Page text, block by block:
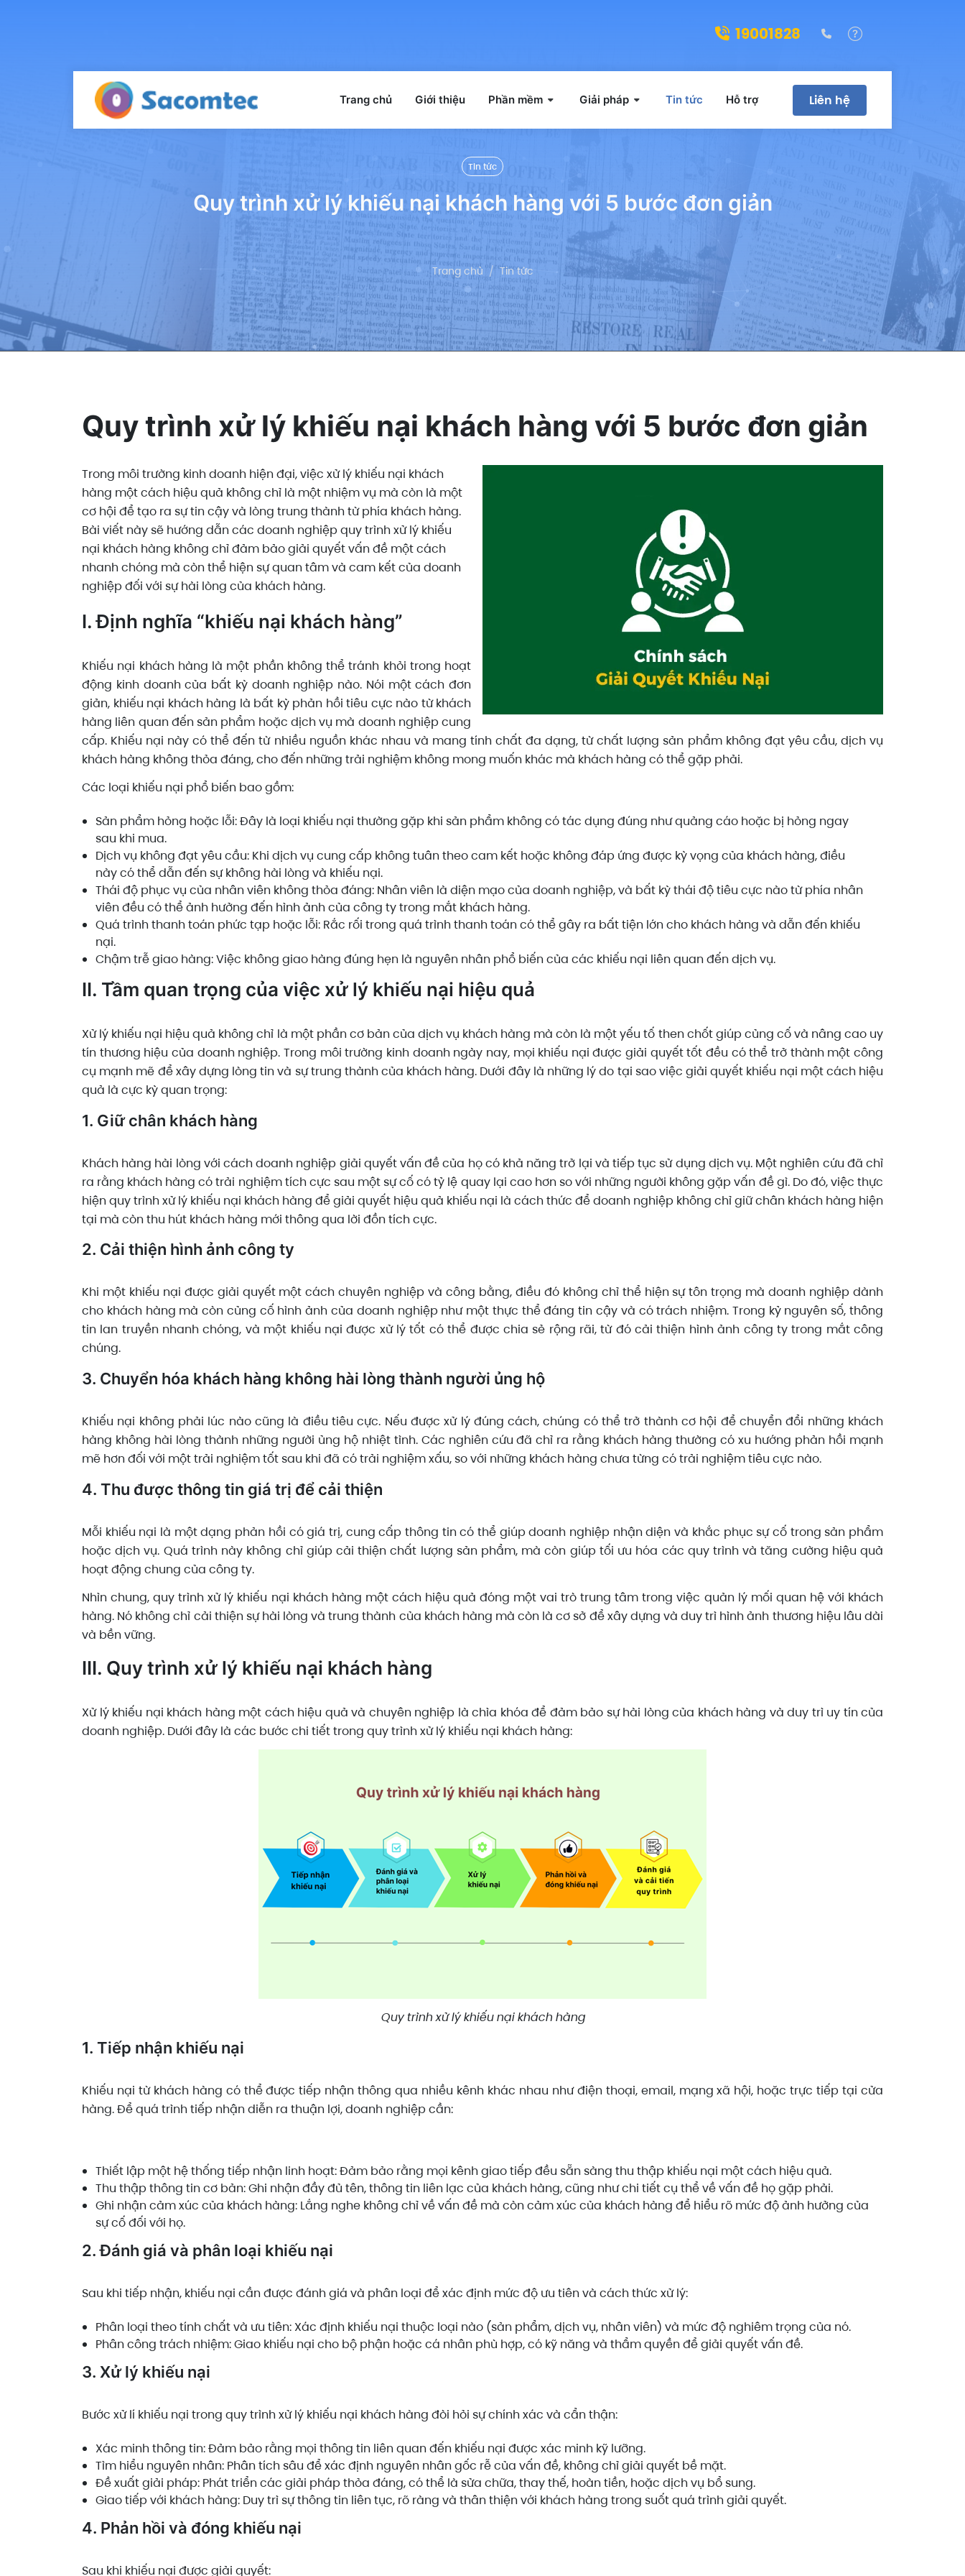
19001828 (028)39322188
Liên hệ
Trang chủ Giới thiệu Phần mềm Giải pháp Tin tức Hỗ trợ
Tin tức
Quy trình xử lý khiếu nại khách hàng với 5 bước đơn giản
Trang chủ Tin tức
Quy trình xử lý khiếu nại khách hàng với 5 bước đơn giản
Trong môi trường kinh doanh hiện đại, việc xử lý khiếu nại khách
hàng một cách hiệu quả không chỉ là một nhiệm vụ mà còn là một
cơ hội để tạo ra sự tin cậy và lòng trung thành từ phía khách hàng.
Bài viết này sẽ hướng dẫn các doanh nghiệp quy trình xử lý khiếu
nại khách hàng không chỉ đảm bảo giải quyết vấn đề một cách
nhanh chóng mà còn thể hiện sự quan tâm và cam kết của doanh
nghiệp đối với sự hài lòng của khách hàng.
I. Định nghĩa “khiếu nại khách hàng”
Khiếu nại khách hàng là một phần không thể tránh khỏi trong hoạt
động kinh doanh của bất kỳ doanh nghiệp nào. Nói một cách đơn
giản, khiếu nại khách hàng là bất kỳ phản hồi tiêu cực nào từ khách
hàng liên quan đến sản phẩm hoặc dịch vụ mà doanh nghiệp cung
cấp. Khiếu nại này có thể đến từ nhiều nguồn khác nhau và mang tính chất đa dạng, từ chất lượng sản phẩm không đạt yêu cầu, dịch vụ
khách hàng không thỏa đáng, cho đến những trải nghiệm không mong muốn khác mà khách hàng có thể gặp phải.
Các loại khiếu nại phổ biến bao gồm:
Sản phẩm hỏng hoặc lỗi: Đây là loại khiếu nại thường gặp khi sản phẩm không có tác dụng đúng như quảng cáo hoặc bị hỏng ngay
sau khi mua.
Dịch vụ không đạt yêu cầu: Khi dịch vụ cung cấp không tuân theo cam kết hoặc không đáp ứng được kỳ vọng của khách hàng, điều
này có thể dẫn đến sự không hài lòng và khiếu nại.
Thái độ phục vụ của nhân viên không thỏa đáng: Nhân viên là diện mạo của doanh nghiệp, và bất kỳ thái độ tiêu cực nào từ phía nhân
viên đều có thể ảnh hưởng đến hình ảnh của công ty trong mắt khách hàng.
Quá trình thanh toán phức tạp hoặc lỗi: Rắc rối trong quá trình thanh toán có thể gây ra bất tiện lớn cho khách hàng và dẫn đến khiếu
nại.
Chậm trễ giao hàng: Việc không giao hàng đúng hẹn là nguyên nhân phổ biến của các khiếu nại liên quan đến dịch vụ.
II. Tầm quan trọng của việc xử lý khiếu nại hiệu quả
Xử lý khiếu nại hiệu quả không chỉ là một phần cơ bản của dịch vụ khách hàng mà còn là một yếu tố then chốt giúp củng cố và nâng cao uy
tín thương hiệu của doanh nghiệp. Trong môi trường kinh doanh ngày nay, mọi khiếu nại được giải quyết tốt đều có thể trở thành một công
cụ mạnh mẽ để xây dựng lòng tin và sự trung thành của khách hàng. Dưới đây là những lý do tại sao việc giải quyết khiếu nại một cách hiệu
quả là cực kỳ quan trọng:
1. Giữ chân khách hàng
Khách hàng hài lòng với cách doanh nghiệp giải quyết vấn đề của họ có khả năng trở lại và tiếp tục sử dụng dịch vụ. Một nghiên cứu đã chỉ
ra rằng khách hàng có trải nghiệm tích cực sau một sự cố có tỷ lệ quay lại cao hơn so với những người không gặp vấn đề gì. Do đó, việc thực
hiện quy trình xử lý khiếu nại khách hàng để giải quyết hiệu quả khiếu nại là cách thức để doanh nghiệp không chỉ giữ chân khách hàng hiện
tại mà còn thu hút khách hàng mới thông qua lời đồn tích cực.
2. Cải thiện hình ảnh công ty
Khi một khiếu nại được giải quyết một cách chuyên nghiệp và công bằng, điều đó không chỉ thể hiện sự tôn trọng mà doanh nghiệp dành
cho khách hàng mà còn củng cố hình ảnh của doanh nghiệp như một thực thể đáng tin cậy và có trách nhiệm. Trong kỷ nguyên số, thông
tin lan truyền nhanh chóng, và một khiếu nại được xử lý tốt có thể được chia sẻ rộng rãi, từ đó cải thiện hình ảnh công ty trong mắt công
chúng.
3. Chuyển hóa khách hàng không hài lòng thành người ủng hộ
Khiếu nại không phải lúc nào cũng là điều tiêu cực. Nếu được xử lý đúng cách, chúng có thể trở thành cơ hội để chuyển đổi những khách
hàng không hài lòng thành những người ủng hộ nhiệt tình. Các nghiên cứu đã chỉ ra rằng khách hàng thường có xu hướng phản hồi mạnh
mẽ hơn đối với một trải nghiệm tốt sau khi đã có trải nghiệm xấu, so với những khách hàng chưa từng có trải nghiệm tiêu cực nào.
4. Thu được thông tin giá trị để cải thiện
Mỗi khiếu nại là một dạng phản hồi có giá trị, cung cấp thông tin có thể giúp doanh nghiệp nhận diện và khắc phục sự cố trong sản phẩm
hoặc dịch vụ. Quá trình này không chỉ giúp cải thiện chất lượng sản phẩm, mà còn giúp tối ưu hóa các quy trình và tăng cường hiệu quả
hoạt động chung của công ty.
Nhìn chung, quy trình xử lý khiếu nại khách hàng một cách hiệu quả đóng một vai trò trung tâm trong việc quản lý mối quan hệ với khách
hàng. Nó không chỉ cải thiện sự hài lòng và trung thành của khách hàng mà còn là cơ sở để xây dựng và duy trì hình ảnh thương hiệu lâu dài
và bền vững.
III. Quy trình xử lý khiếu nại khách hàng
Xử lý khiếu nại khách hàng một cách hiệu quả và chuyên nghiệp là chìa khóa để đảm bảo sự hài lòng của khách hàng và duy trì uy tín của
doanh nghiệp. Dưới đây là các bước chi tiết trong quy trình xử lý khiếu nại khách hàng:
Quy trình xử lý khiếu nại khách hàng
1. Tiếp nhận khiếu nại
Khiếu nại từ khách hàng có thể được tiếp nhận thông qua nhiều kênh khác nhau như điện thoại, email, mạng xã hội, hoặc trực tiếp tại cửa
hàng. Để quá trình tiếp nhận diễn ra thuận lợi, doanh nghiệp cần:
Thiết lập một hệ thống tiếp nhận linh hoạt: Đảm bảo rằng mọi kênh giao tiếp đều sẵn sàng thu thập khiếu nại một cách hiệu quả.
Thu thập thông tin cơ bản: Ghi nhận đầy đủ tên, thông tin liên lạc của khách hàng, cũng như chi tiết cụ thể về vấn đề họ gặp phải.
Ghi nhận cảm xúc của khách hàng: Lắng nghe không chỉ về vấn đề mà còn cảm xúc của khách hàng để hiểu rõ mức độ ảnh hưởng của
sự cố đối với họ.
2. Đánh giá và phân loại khiếu nại
Sau khi tiếp nhận, khiếu nại cần được đánh giá và phân loại để xác định mức độ ưu tiên và cách thức xử lý:
Phân loại theo tính chất và ưu tiên: Xác định khiếu nại thuộc loại nào (sản phẩm, dịch vụ, nhân viên) và mức độ nghiêm trọng của nó.
Phân công trách nhiệm: Giao khiếu nại cho bộ phận hoặc cá nhân phù hợp, có kỹ năng và thẩm quyền để giải quyết vấn đề.
3. Xử lý khiếu nại
Bước xử lí khiếu nại trong quy trình xử lý khiếu nại khách hàng đòi hỏi sự chính xác và cẩn thận:
Xác minh thông tin: Đảm bảo rằng mọi thông tin liên quan đến khiếu nại được xác minh kỹ lưỡng.
Tìm hiểu nguyên nhân: Phân tích sâu để xác định nguyên nhân gốc rễ của vấn đề, không chỉ giải quyết bề mặt.
Đề xuất giải pháp: Phát triển các giải pháp thỏa đáng, có thể là sửa chữa, thay thế, hoàn tiền, hoặc dịch vụ bổ sung.
Giao tiếp với khách hàng: Duy trì sự thông tin liên tục, rõ ràng và thân thiện với khách hàng trong suốt quá trình giải quyết.
4. Phản hồi và đóng khiếu nại
Sau khi khiếu nại được giải quyết: